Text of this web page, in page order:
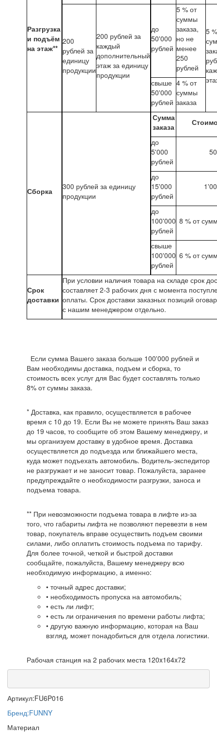
Разгрузка
и подъём
на этаж**
200
рублей за
единицу
продукции
200 рублей за
каждый
дополнительный
этаж за единицу
продукции
до
50'000
рублей
5 % от
суммы
заказа,
но не
менее
250
рублей
5
свыше
50'000
рублей
4 % от
суммы
заказа
Сборка
300 рублей за единицу
продукции
Сумма
заказа
до
5'000
рублей
до
15'000
рублей
до
100'000
рублей
8 % от
свыше
100'000
рублей
6 % от
Срок
доставки
При условии наличия товара на складе срок
составляет 2-3 рабочих дня с момента
оплаты. Срок доставки заказных позиций
с нашим менеджером отдельно.
Если сумма Вашего заказа больше 100'000 рублей и
Вам необходимы доставка, подъем и сборка, то
стоимость всех услуг для Вас будет составлять только
8% от суммы заказа.
* Доставка, как правило, осуществляется в рабочее
время с 10 до 19. Если Вы не можете принять Ваш заказ
до 19 часов, то сообщите об этом Вашему менеджеру, и
мы организуем доставку в удобное время. Доставка
осуществляется до подъезда или ближайшего места,
куда может подъехать автомобиль. Водитель-экспедитор
не разгружает и не заносит товар. Пожалуйста, заранее
предупреждайте о необходимости разгрузки, заноса и
подъема товара.
** При невозможности подъема товара в лифте из-за
того, что габариты лифта не позволяют перевезти в нем
товар, покупатель вправе осуществить подъем своими
силами, либо оплатить стоимость подъема по тарифу.
Для более точной, четкой и быстрой доставки
сообщайте, пожалуйста, Вашему менеджеру всю
необходимую информацию, а именно:
• точный адрес доставки;
• необходимость пропуска на автомобиль;
• есть ли лифт;
• есть ли ограничения по времени работы лифта;
• другую важную информацию, которая на Ваш
взгляд, может понадобиться для отдела логистики.
Рабочая станция на 2 рабочих места 120x164x72
Артикул:FU6P016
Бренд:FUNNY
Материал